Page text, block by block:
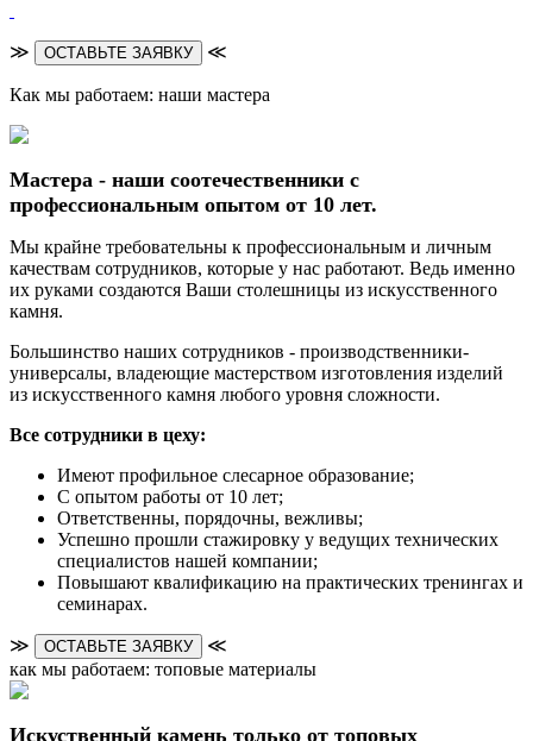
≫ ОСТАВЬТЕ ЗАЯВКУ ≪
Как мы работаем: наши мастера
Мастера - наши соотечественники с
профессиональным опытом от 10 лет.
Мы крайне требовательны к профессиональным и личным
качествам сотрудников, которые у нас работают. Ведь именно
их руками создаются Ваши столешницы из искусственного
камня.
Большинство наших сотрудников - производственники-
универсалы, владеющие мастерством изготовления изделий
из искусственного камня любого уровня сложности.
Все сотрудники в цеху:
Имеют профильное слесарное образование;
С опытом работы от 10 лет;
Ответственны, порядочны, вежливы;
Успешно прошли стажировку у ведущих технических
специалистов нашей компании;
Повышают квалификацию на практических тренингах и
семинарах.
≫ ОСТАВЬТЕ ЗАЯВКУ
≪
как мы работаем: топовые материалы
Искуственный камень только от топовых